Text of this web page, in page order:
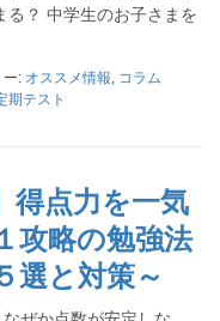
る？ 中学生のお子さまを
ー: オススメ情報
コラム
期テスト
得点力を一気
攻略の勉強法
選と対策～